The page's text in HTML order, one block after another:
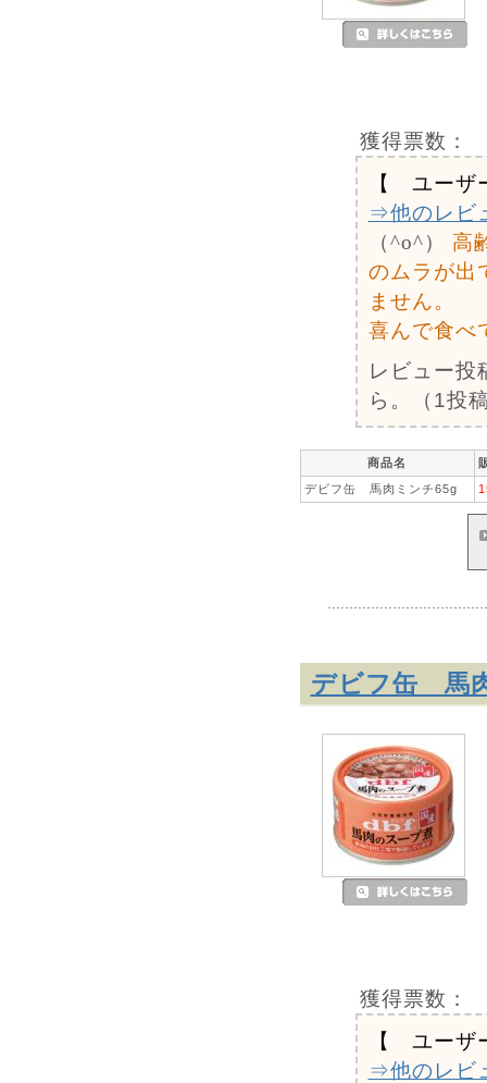
獲得票数：
【 ユーザ
⇒他のレビ
（^o^）
高
のムラが出
ません。
喜んで食べ
レビュー投
ら。（1投
商品名
デビフ缶 馬肉ミンチ65g
デビフ缶 馬
獲得票数：
【 ユーザ
⇒他のレビ